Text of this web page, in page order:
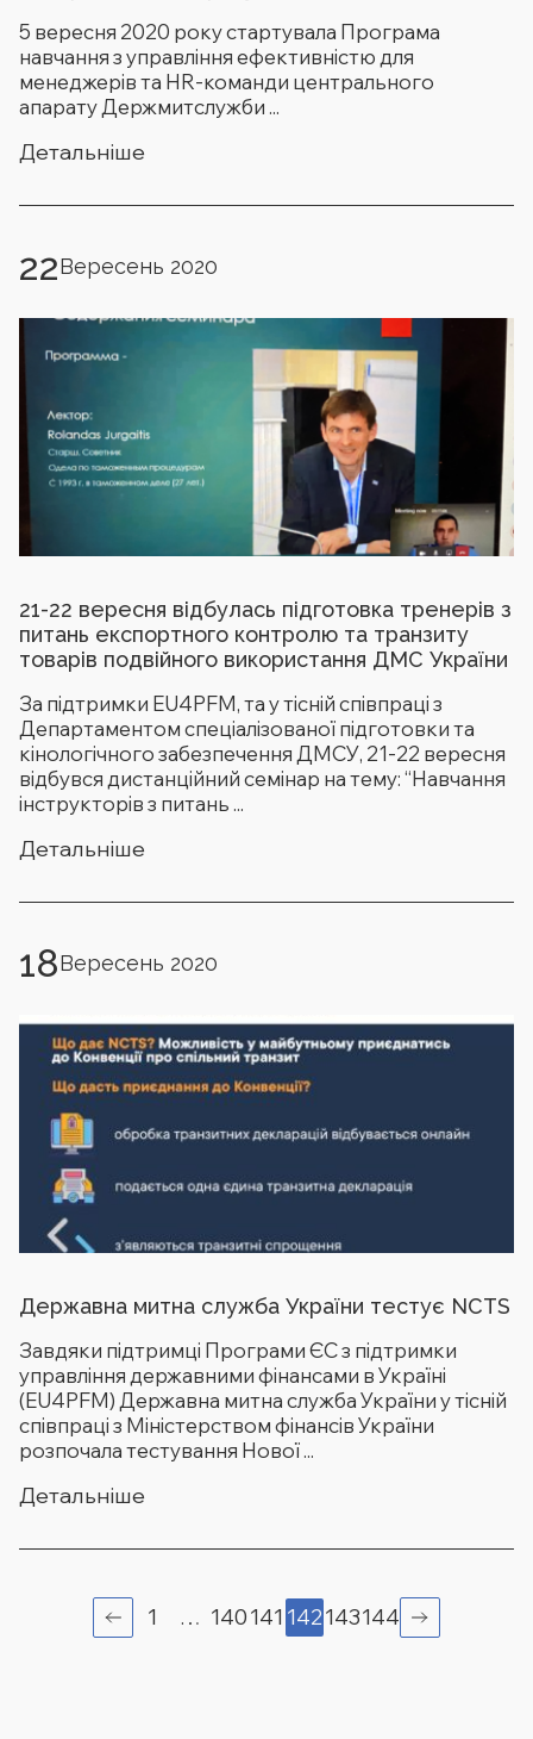
5 вересня 2020 року стартувала Програма
навчання з управління ефективністю для
менеджерів та HR-команди центрального
апарату Держмитслужби ...
Детальніше
Вересень 2020
22
21-22 вересня відбулась підготовка тренерів з
питань експортного контролю та транзиту
товарів подвійного використання ДМС України
За підтримки EU4PFM, та у тісній співпраці з
Департаментом спеціалізованої підготовки та
кінологічного забезпечення ДМСУ, 21-22 вересня
відбувся дистанційний семінар на тему: “Навчання
інструкторів з питань ...
Детальніше
Вересень 2020
18
Державна митна служба України тестує NCTS
Завдяки підтримці Програми ЄС з підтримки
управління державними фінансами в Україні
(EU4PFM) Державна митна служба України у тісній
співпраці з Міністерством фінансів України
розпочала тестування Нової ...
Детальніше
1 … 140141 142143144